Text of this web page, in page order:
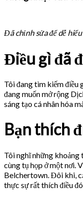
Đã chỉnh sửa để dễ
Điều gì đã
Tôi đang tìm kiếm điều
đang muốn mở rộng
sáng tạo cá nhân hóa
Bạn thích
Tôi nghĩ những khoảng
cùng tụ họp ở một nơi.
Belchertown. Đôi khi,
thực sự rất thích điều